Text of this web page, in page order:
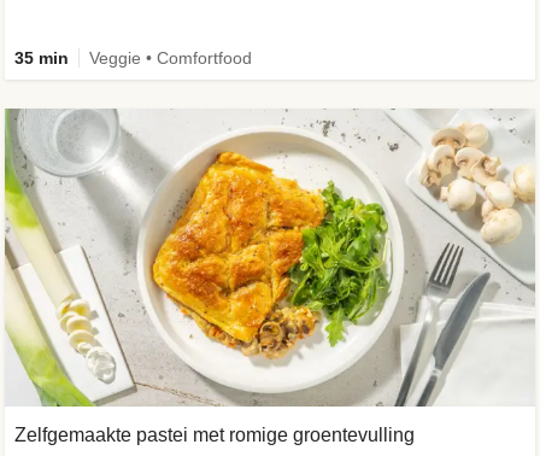
35 min Veggie • Comfortfood
Zelfgemaakte pastei met romige groentevulling